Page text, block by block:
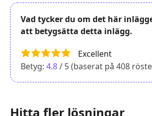
Vad tycker du om det här
att betygsätta detta inlägg.
Excellent
Betyg: 4.8/ 5 (baserat på 408
Hitta fler lösningar